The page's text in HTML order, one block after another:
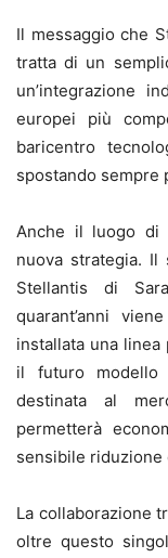
Il messaggio che
tratta di un
un’integrazione
europei più
baricentro
spostando sempre
Anche il luogo di
nuova strategia. Il
Stellantis di
quarant’anni
installata una
il futuro
destinata al
permetterà
sensibile
La collaborazione
oltre questo